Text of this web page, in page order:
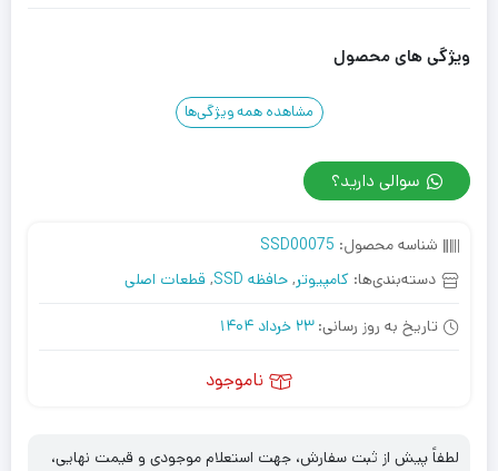
ویژگی های محصول
مشاهده همه ویژگی‌ها
سوالی دارید؟
شناسه محصول: SSD00075
دسته‌بندی‌ها: کامپیوتر, حافظه SSD , قطعات اصلی
تاریخ به روز رسانی:23 خرداد 1404
ناموجود
لطفاً پیش از ثبت سفارش، جهت استعلام موجودی و قیمت نهایی،